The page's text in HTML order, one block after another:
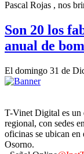
Pascal Rojas , nos
Son 20 los
anual de
El domingo 31 de
T-Vinet Digital es un
regional, con sedes
oficinas se ubican
Osorno.